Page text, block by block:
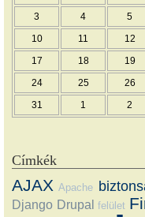
3 4 5
10 11 12
17 18 19
24 25 26
31 1 2
Címkék
AJAX Apache
Django Drupal felület